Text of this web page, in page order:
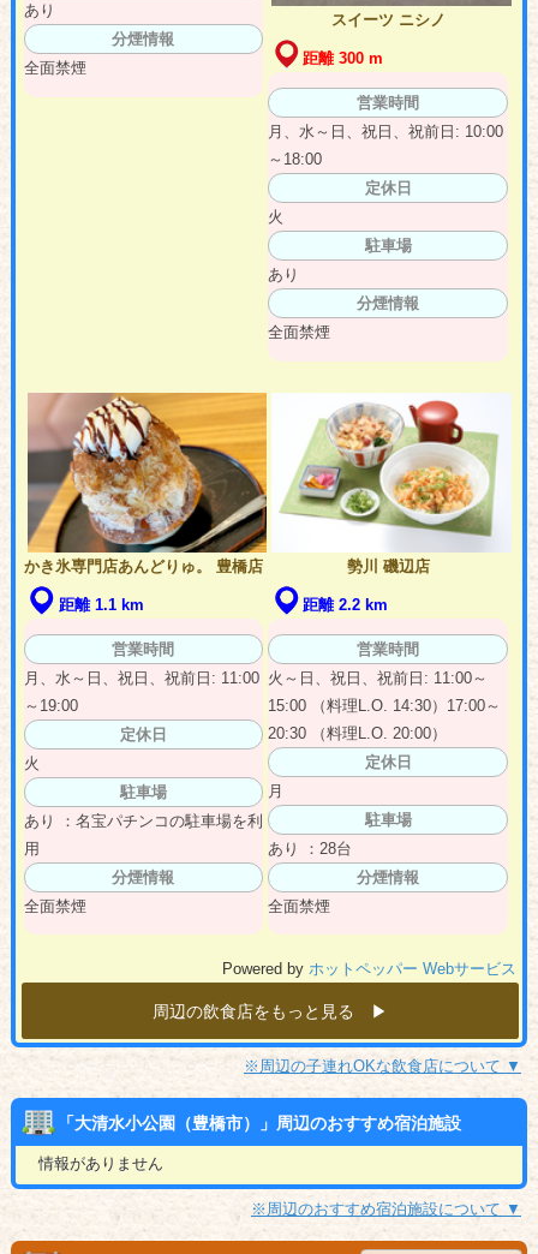
あり
分煙情報
全面禁煙
スイーツ ニシノ
距離 300 m
営業時間
月、水～日、祝日、祝前日: 10:00
～18:00
定休日
火
駐車場
あり
分煙情報
全面禁煙
かき氷専門店あんどりゅ。 豊橋店
距離 1.1 km
営業時間
月、水～日、祝日、祝前日: 11:00
～19:00
定休日
火
駐車場
あり ：名宝パチンコの駐車場を利
用
分煙情報
全面禁煙
勢川 磯辺店
距離 2.2 km
営業時間
火～日、祝日、祝前日: 11:00～
15:00 （料理L.O. 14:30）17:00～
20:30 （料理L.O. 20:00）
定休日
月
駐車場
あり ：28台
分煙情報
全面禁煙
Powered by ホットペッパー Webサービス
周辺の飲食店をもっと見る ▶︎
※周辺の子連れOKな飲食店について ▼
「大清水小公園（豊橋市）」周辺のおすすめ宿泊施設
情報がありません
※周辺のおすすめ宿泊施設について ▼